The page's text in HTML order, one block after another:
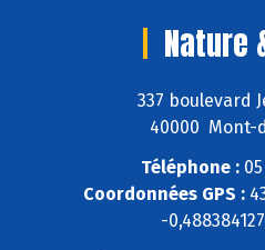
Nature
337 boulevard
40000 Mont-
Téléphone :
Coordonnées GPS :
-